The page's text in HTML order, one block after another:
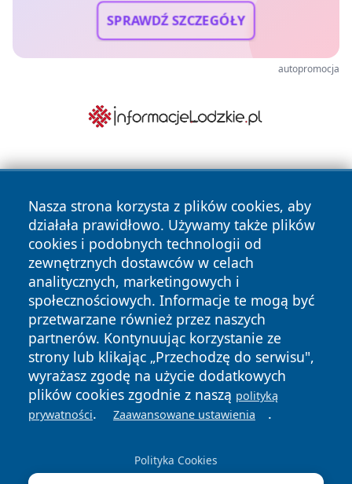
SPRAWDŹ SZCZEGÓŁY
autopromocja
Nasza strona korzysta z plików cookies, aby
działała prawidłowo. Używamy także plików
cookies i podobnych technologii od
zewnętrznych dostawców w celach
analitycznych, marketingowych i
społecznościowych. Informacje te mogą być
przetwarzane również przez naszych
partnerów. Kontynuując korzystanie ze
strony lub klikając „Przechodzę do serwisu",
wyrażasz zgodę na użycie dodatkowych
plików cookies zgodnie z naszą polityką
prywatności. Zaawansowane ustawienia .
Polityka Cookies
Copyright © 2026 raciborski24.pl Wszystkie prawa
zastrzeżone.
News Autorzy
Polityka
Prywatności
Polityka
Cookies